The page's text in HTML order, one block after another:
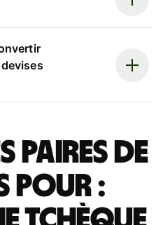
paires de
pour :